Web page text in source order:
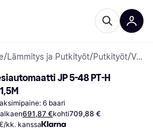
/Lämmitys ja Putkityöt/Putkityöt/ Vesipumput
JP 5-48 PT-H
6 baari
691,87 €kohti709,88 €
kk. kanssa